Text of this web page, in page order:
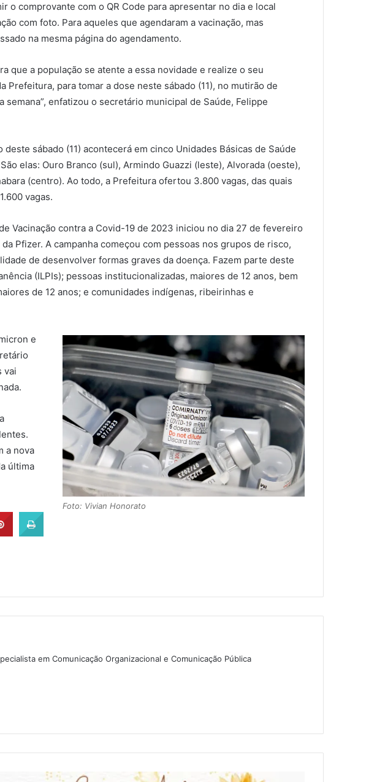
comprovante com o QR Code para apresentar no dia e local
com foto. Para aqueles que agendaram a vacinação, mas
na mesma página do agendamento.
que a população se atente a essa novidade e realize o seu
Prefeitura, para tomar a dose neste sábado (11), no mutirão de
semana”, enfatizou o secretário municipal de Saúde, Felippe
deste sábado (11) acontecerá em cinco Unidades Básicas de Saúde
elas: Ouro Branco (sul), Armindo Guazzi (leste), Alvorada (oeste),
(centro). Ao todo, a Prefeitura ofertou 3.800 vagas, das quais
vagas.
Vacinação contra a Covid-19 de 2023 iniciou no dia 27 de fevereiro
Pfizer. A campanha começou com pessoas nos grupos de risco,
de desenvolver formas graves da doença. Fazem parte deste
(ILPIs); pessoas institucionalizadas, maiores de 12 anos, bem
de 12 anos; e comunidades indígenas, ribeirinhas e
Foto: Vivian Honorato
e
vai
a nova
última
em Comunicação Organizacional e Comunicação Pública